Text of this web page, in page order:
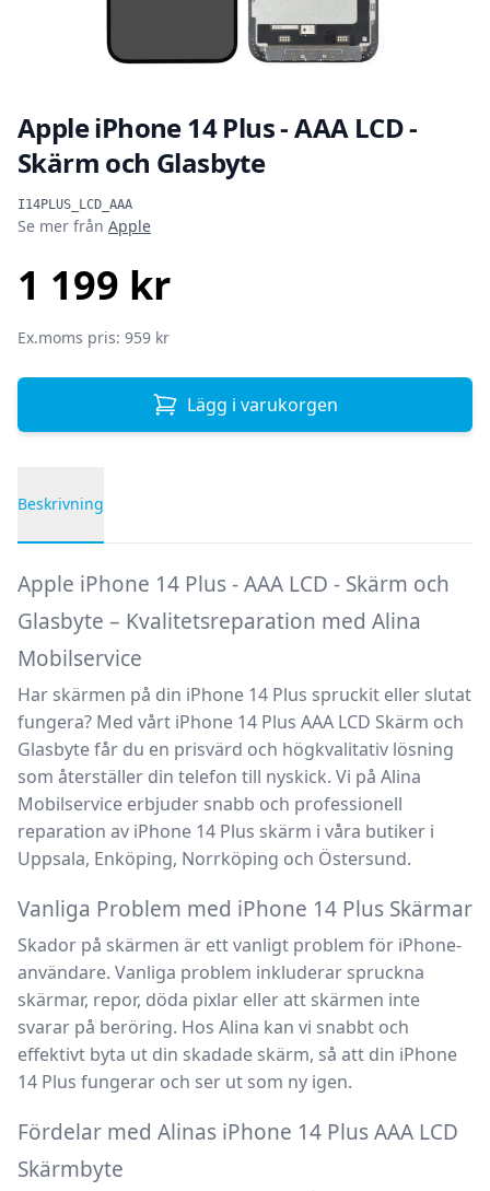
Apple iPhone 14 Plus - AAA LCD -
Skärm och Glasbyte
I14PLUS_LCD_AAA
Produktinformation
Se mer från Apple
1 199 kr
Ex.moms pris: 959 kr
Lägg i varukorgen
Beskrivning
Apple iPhone 14 Plus - AAA LCD - Skärm och
Glasbyte – Kvalitetsreparation med Alina
Mobilservice
Har skärmen på din iPhone 14 Plus spruckit eller slutat
fungera? Med vårt iPhone 14 Plus AAA LCD Skärm och
Glasbytefår du en prisvärd och högkvalitativ lösning
som återställer din telefon till nyskick. Vi på Alina
Mobilservice erbjuder snabb och professionell
reparation av iPhone 14 Plus skärm i våra butiker i
Uppsala, Enköping, Norrköping och Östersund.
Vanliga Problem med iPhone 14 Plus Skärmar
Skador på skärmen är ett vanligt problem för iPhone-
användare. Vanliga problem inkluderar spruckna
skärmar, repor, döda pixlar eller att skärmen inte
svarar på beröring. Hos Alina kan vi snabbt och
effektivt byta ut din skadade skärm, så att din iPhone
14 Plus fungerar och ser ut som ny igen.
Fördelar med Alinas iPhone 14 Plus AAA LCD
Skärmbyte